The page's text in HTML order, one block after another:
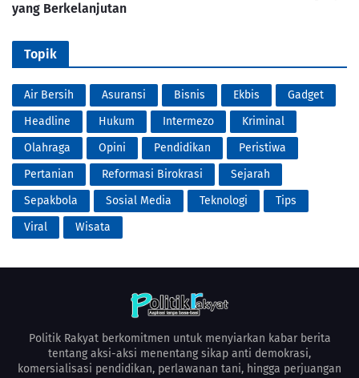
yang Berkelanjutan
Topik
Air Bersih Asuransi Bisnis Ekbis
Gadget
Headline
Hukum Intermezo
Kriminal
Olahraga
Opini Pendidikan
Peristiwa
Pertanian
Reformasi Birokrasi
Sejarah
Sepakbola
Sosial Media Teknologi
Tips
Viral
Wisata
Politik Rakyat berkomitmen untuk menyiarkan kabar berita
tentang aksi-aksi menentang sikap anti demokrasi,
komersialisasi pendidikan, perlawanan tani, hingga perjuangan